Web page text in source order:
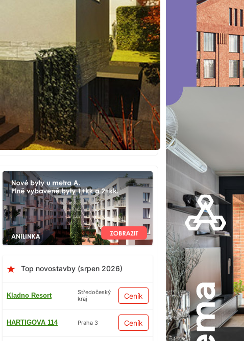
Top novostavby (srpen 2026)
Kladno Resort
Středočeský
kraj
Ceník
HARTIGOVA 114 Praha 3 Ceník